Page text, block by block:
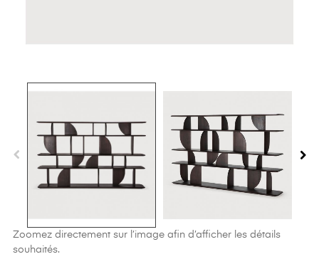
Zoomez directement sur l’image afin d’afficher les détails
souhaités.